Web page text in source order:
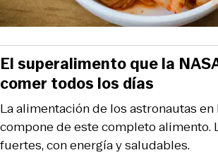
La alimentación de los astronautas en
compone de este completo alimento.
fuertes, con energía y saludables.
El superalimento que la
comer todos los días